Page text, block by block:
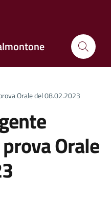
Orale del 08.02.2023
Orale